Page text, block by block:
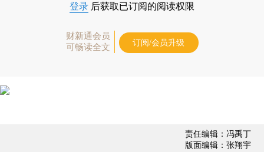
登录 后获取已订阅的阅读权限
财新通会员
可畅读全文
订阅/会员升级
责任编辑：冯禹丁
版面编辑：张翔宇